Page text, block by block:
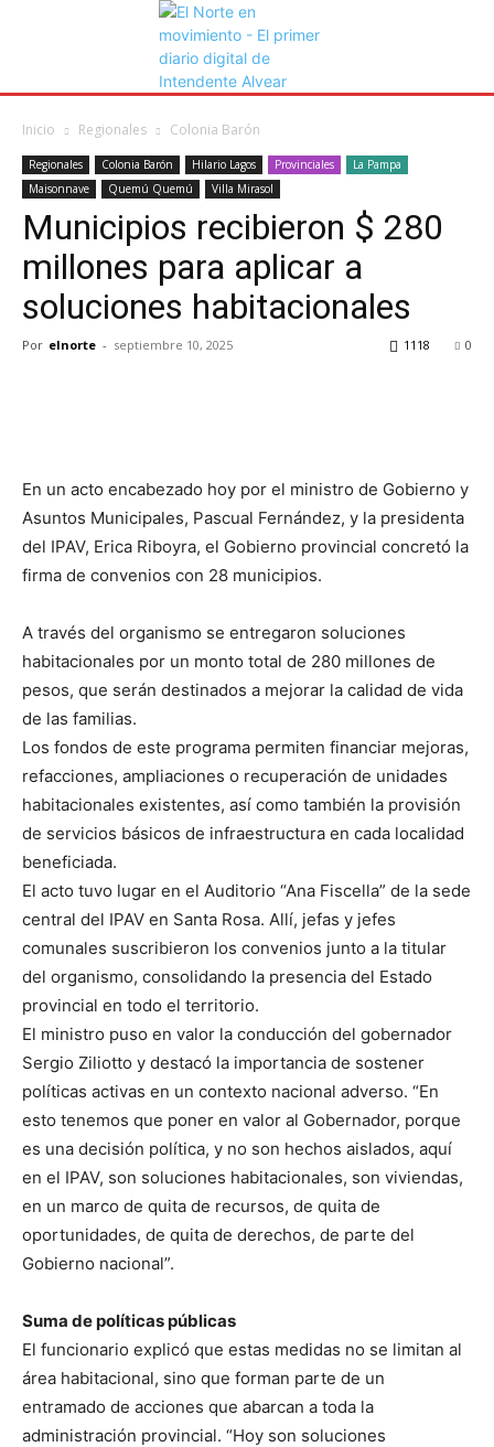
Inicio Regionales Colonia Barón
Regionales Colonia Barón Hilario Lagos Provinciales
La Pampa
Maisonnave
Quemú Quemú Villa Mirasol
Municipios recibieron $ 280
millones para aplicar a
soluciones habitacionales
Por elnorte - septiembre 10, 2025 0
1118
En un acto encabezado hoy por el ministro de Gobierno y
Asuntos Municipales, Pascual Fernández, y la presidenta
del IPAV, Erica Riboyra, el Gobierno provincial concretó la
firma de convenios con 28 municipios.
A través del organismo se entregaron soluciones
habitacionales por un monto total de 280 millones de
pesos, que serán destinados a mejorar la calidad de vida
de las familias.
Los fondos de este programa permiten financiar mejoras,
refacciones, ampliaciones o recuperación de unidades
habitacionales existentes, así como también la provisión
de servicios básicos de infraestructura en cada localidad
beneficiada.
El acto tuvo lugar en el Auditorio “Ana Fiscella” de la sede
central del IPAV en Santa Rosa. Allí, jefas y jefes
comunales suscribieron los convenios junto a la titular
del organismo, consolidando la presencia del Estado
provincial en todo el territorio.
El ministro puso en valor la conducción del gobernador
Sergio Ziliotto y destacó la importancia de sostener
políticas activas en un contexto nacional adverso. “En
esto tenemos que poner en valor al Gobernador, porque
es una decisión política, y no son hechos aislados, aquí
en el IPAV, son soluciones habitacionales, son viviendas,
en un marco de quita de recursos, de quita de
oportunidades, de quita de derechos, de parte del
Gobierno nacional”.
Suma de políticas públicas
El funcionario explicó que estas medidas no se limitan al
área habitacional, sino que forman parte de un
entramado de acciones que abarcan a toda la
administración provincial. “Hoy son soluciones